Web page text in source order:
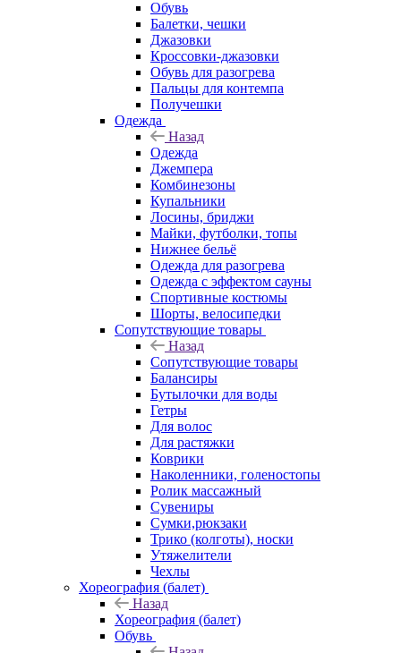
Обувь
Балетки, чешки
Джазовки
Кроссовки-джазовки
Обувь для разогрева
Пальцы для контемпа
Получешки
Одежда
Назад
Одежда
Джемпера
Комбинезоны
Купальники
Лосины, бриджи
Майки, футболки, топы
Нижнее бельё
Одежда для разогрева
Одежда с эффектом сауны
Спортивные костюмы
Шорты, велосипедки
Сопутствующие товары
Назад
Сопутствующие товары
Балансиры
Бутылочки для воды
Гетры
Для волос
Для растяжки
Коврики
Наколенники, голеностопы
Ролик массажный
Сувениры
Сумки,рюкзаки
Трико (колготы), носки
Утяжелители
Чехлы
Хореография (балет)
Назад
Хореография (балет)
Обувь